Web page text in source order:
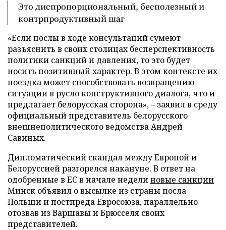
Это диспропорциональный, бесполезный и
контрпродуктивный шаг
«Если послы в ходе консультаций сумеют
разъяснить в своих столицах бесперспективность
политики санкций и давления, то это будет
носить позитивный характер. В этом контексте их
поездка может способствовать возвращению
ситуации в русло конструктивного диалога, что и
предлагает белорусская сторона», – заявил в среду
официальный представитель белорусского
внешнеполитического ведомства Андрей
Савиных.
Дипломатический скандал между Европой и
Белоруссией разгорелся накануне. В ответ на
одобренные в ЕС в начале неделиновые санкции
Минск объявил о высылке из страны посла
Польши и постпреда Евросоюза, параллельно
отозвав из Варшавы и Брюсселя своих
представителей.